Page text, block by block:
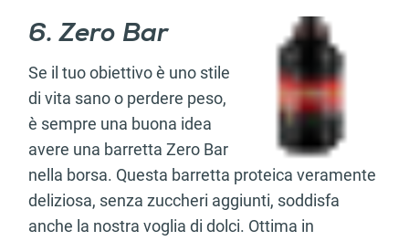
6. Zero Bar
Se il tuo obiettivo è uno stile
di vita sano o perdere peso,
è sempre una buona idea
avere una barretta Zero Bar
nella borsa. Questa barretta proteica veramente
deliziosa, senza zuccheri aggiunti, soddisfa
anche la nostra voglia di dolci. Ottima in